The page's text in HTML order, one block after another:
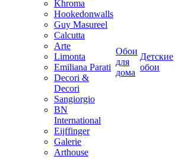
Khroma
Hookedonwalls
Guy Masureel
Calcutta
Arte
Limonta
Emiliana Parati
Decori &
Decori
Sangiorgio
BN
International
Eijffinger
Galerie
Arthouse
Обои
для
дома
Детские
обои